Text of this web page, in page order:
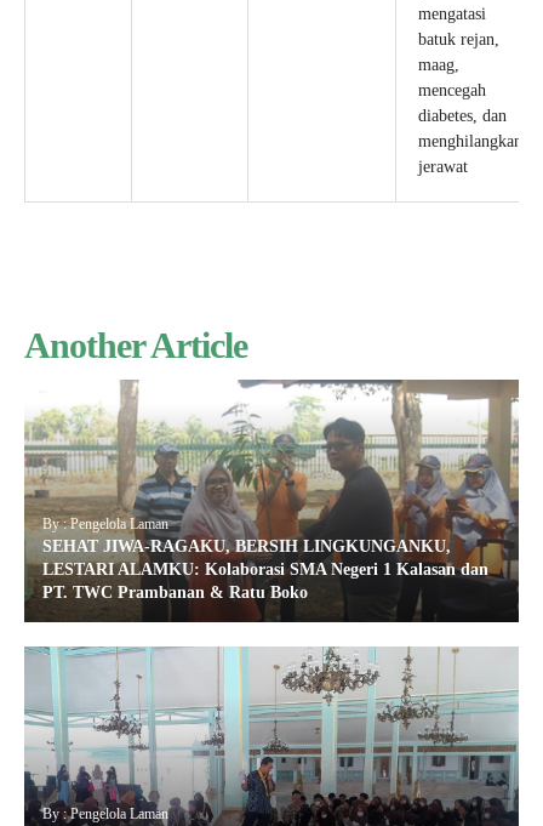
mengatasi
batuk rejan,
maag,
mencegah
diabetes, dan
menghilangkan
jerawat
Another Article
By : Pengelola Laman
SEHAT JIWA-RAGAKU, BERSIH LINGKUNGANKU,
LESTARI ALAMKU: Kolaborasi SMA Negeri 1 Kalasan dan
PT. TWC Prambanan & Ratu Boko
By : Pengelola Laman